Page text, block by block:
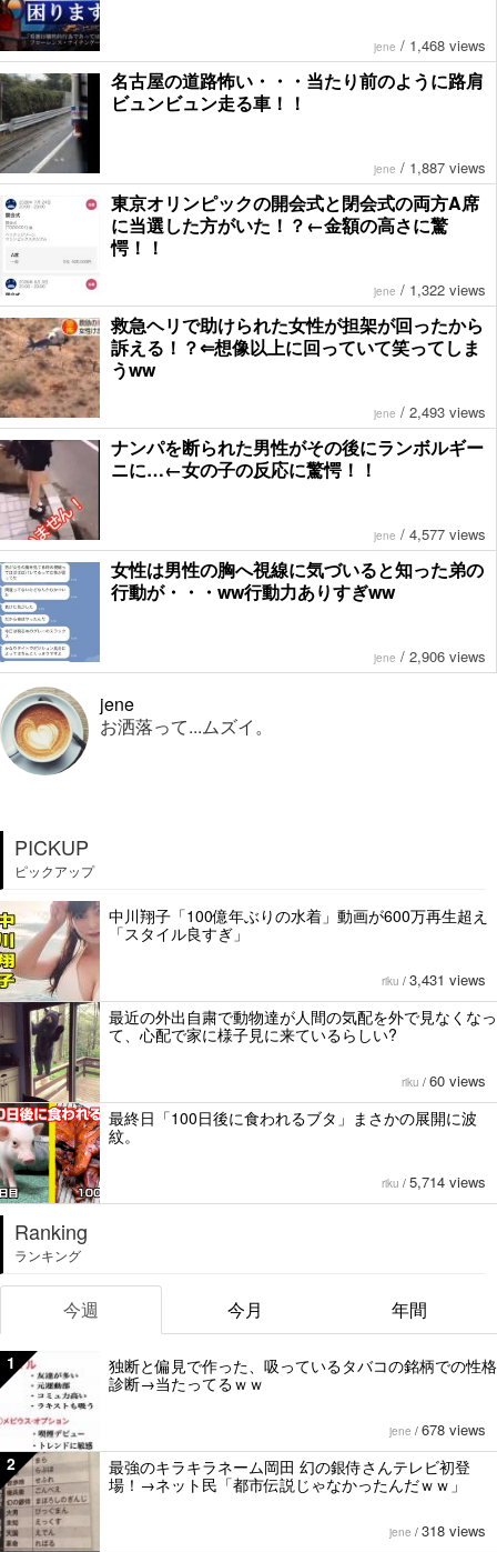
jene / 1,468 views
名古屋の道路怖い・・・当たり前のように路肩
ビュンビュン走る車！！
jene / 1,887 views
東京オリンピックの開会式と閉会式の両方A席
に当選した方がいた！？←金額の高さに驚
愕！！
jene / 1,322 views
救急ヘリで助けられた女性が担架が回ったから
訴える！？⇐想像以上に回っていて笑ってしま
うww
jene / 2,493 views
ナンパを断られた男性がその後にランボルギー
ニに…←女の子の反応に驚愕！！
jene / 4,577 views
女性は男性の胸へ視線に気づいると知った弟の
行動が・・・ww行動力ありすぎww
jene / 2,906 views
jene
お洒落って...ムズイ。
PICKUP
ピックアップ
中川翔子「100億年ぶりの水着」動画が600万再生超え
「スタイル良すぎ」
riku / 3,431 views
最近の外出自粛で動物達が人間の気配を外で見なくなっ
て、心配で家に様子見に来ているらしい?
riku / 60 views
最終日「100日後に食われるブタ」まさかの展開に波
紋。
riku / 5,714 views
Ranking
ランキング
今週 今月 年間
1
独断と偏見で作った、吸っているタバコの銘柄での性格
診断→当たってるｗｗ
jene / 678 views
2
最強のキラキラネーム岡田 幻の銀侍さんテレビ初登
場！→ネット民「都市伝説じゃなかったんだｗｗ」
jene / 318 views